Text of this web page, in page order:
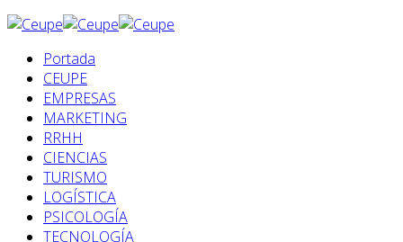
Portada
CEUPE
EMPRESAS
MARKETING
RRHH
CIENCIAS
TURISMO
LOGÍSTICA
PSICOLOGÍA
TECNOLOGÍA